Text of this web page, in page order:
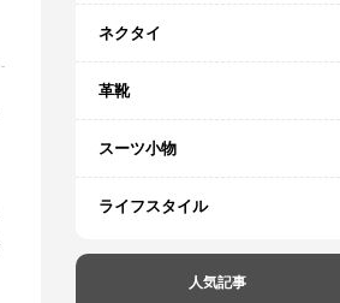
ネクタイ
革靴
スーツ小物
ライフスタイル
人気記事